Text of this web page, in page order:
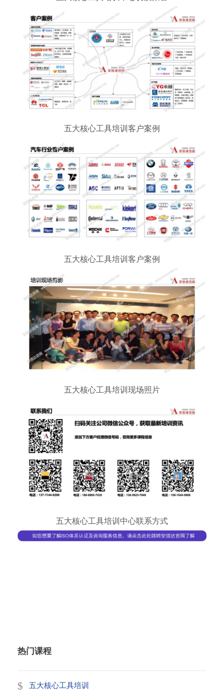
五大核心工具培训客户案例
五大核心工具培训客户案例
五大核心工具培训现场照片
五大核心工具培训中心联系方式
热门课程
五大核心工具培训